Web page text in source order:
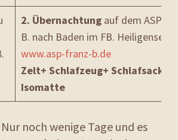
2. Übernachtung auf dem ASP
B. nach Baden im FB. Heiligensee
www.asp-franz-b.de
Zelt+ Schlafzeug+ Schlafsack+
Isomatte
noch wenige Tage und es